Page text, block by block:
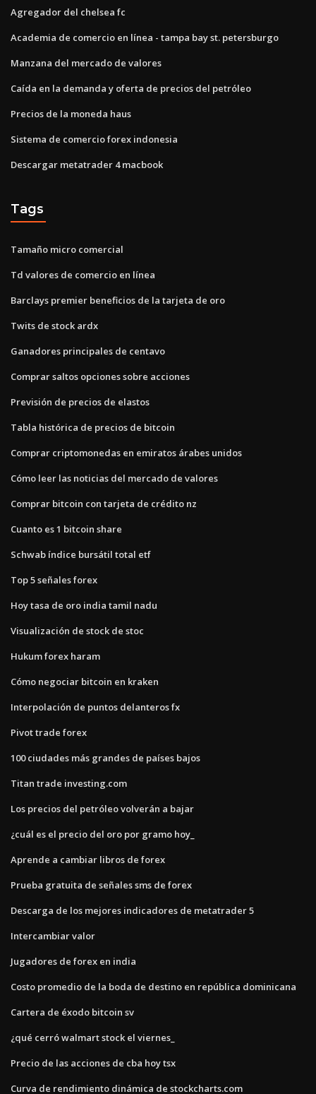
Agregador del chelsea fc
Academia de comercio en línea - tampa bay st. petersburgo
Manzana del mercado de valores
Caída en la demanda y oferta de precios del petróleo
Precios de la moneda haus
Sistema de comercio forex indonesia
Descargar metatrader 4 macbook
Tags
Tamaño micro comercial
Td valores de comercio en línea
Barclays premier beneficios de la tarjeta de oro
Twits de stock ardx
Ganadores principales de centavo
Comprar saltos opciones sobre acciones
Previsión de precios de elastos
Tabla histórica de precios de bitcoin
Comprar criptomonedas en emiratos árabes unidos
Cómo leer las noticias del mercado de valores
Comprar bitcoin con tarjeta de crédito nz
Cuanto es 1 bitcoin share
Schwab índice bursátil total etf
Top 5 señales forex
Hoy tasa de oro india tamil nadu
Visualización de stock de stoc
Hukum forex haram
Cómo negociar bitcoin en kraken
Interpolación de puntos delanteros fx
Pivot trade forex
100 ciudades más grandes de países bajos
Titan trade investing.com
Los precios del petróleo volverán a bajar
¿cuál es el precio del oro por gramo hoy_
Aprende a cambiar libros de forex
Prueba gratuita de señales sms de forex
Descarga de los mejores indicadores de metatrader 5
Intercambiar valor
Jugadores de forex en india
Costo promedio de la boda de destino en república dominicana
Cartera de éxodo bitcoin sv
¿qué cerró walmart stock el viernes_
Precio de las acciones de cba hoy tsx
Curva de rendimiento dinámica de stockcharts.com